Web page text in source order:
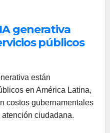
generativa
públicos
están
en América Latina,
costos gubernamentales
ciudadana.